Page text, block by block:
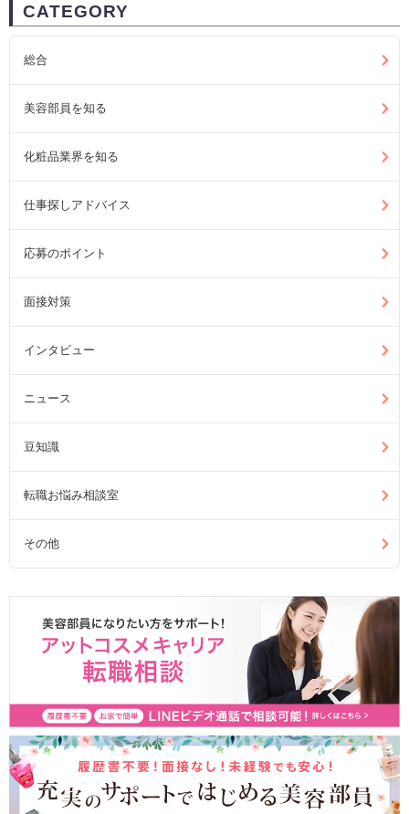
CATEGORY
総合
美容部員を知る
化粧品業界を知る
仕事探しアドバイス
応募のポイント
面接対策
インタビュー
ニュース
豆知識
転職お悩み相談室
その他